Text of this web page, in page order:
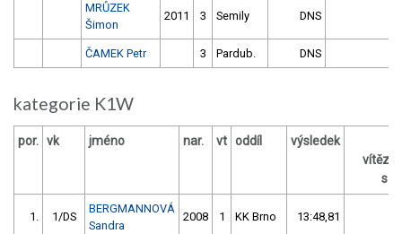
MRŮZEK
Šimon
2011 3 Semily DNS
ČAMEK Petr 3 Pardub. DNS
kategorie K1W
por. vk jméno nar. vt oddíl výsledek
s /
1. 1/DS
BERGMANNOVÁ
Sandra
2008 1 KK Brno 13:48,81